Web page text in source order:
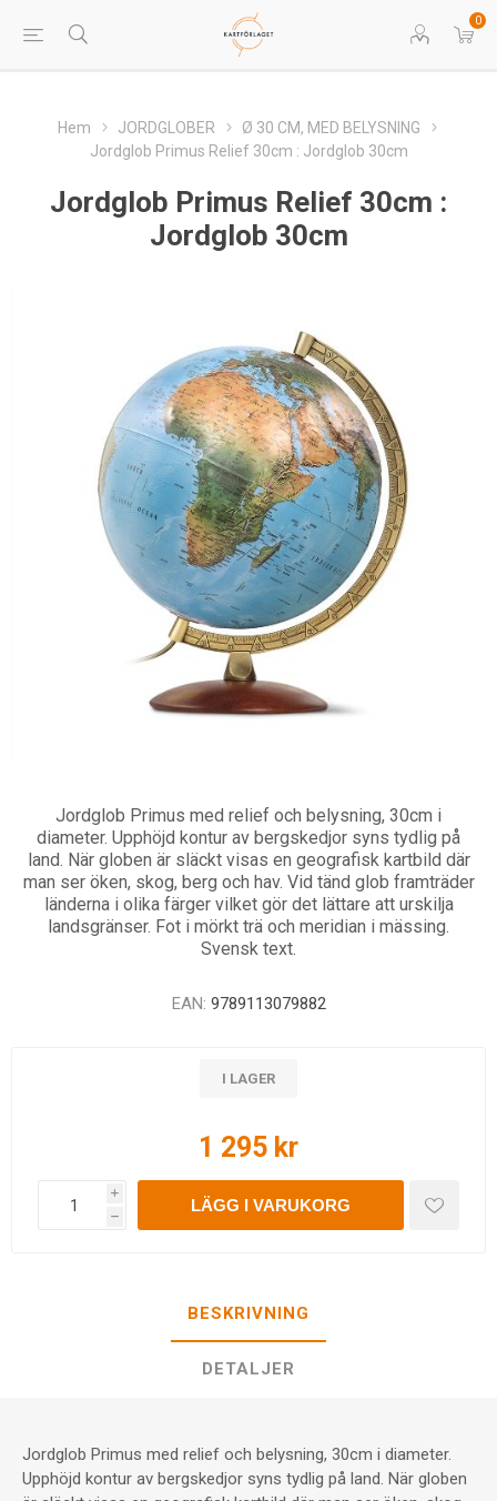
0
Hem JORDGLOBER
Ø 30 CM, MED BELYSNING
Jordglob Primus Relief 30cm : Jordglob 30cm
Jordglob Primus Relief 30cm :
Jordglob 30cm
Jordglob Primus med relief och belysning, 30cm i
diameter. Upphöjd kontur av bergskedjor syns tydlig på
land. När globen är släckt visas en geografisk kartbild där
man ser öken, skog, berg och hav. Vid tänd glob framträder
länderna i olika färger vilket gör det lättare att urskilja
landsgränser. Fot i mörkt trä och meridian i mässing.
Svensk text.
EAN: 9789113079882
I LAGER
1 295 kr
i
h
LÄGG I VARUKORG
BESKRIVNING
DETALJER
Jordglob Primus med relief och belysning, 30cm i diameter.
Upphöjd kontur av bergskedjor syns tydlig på land. När globen